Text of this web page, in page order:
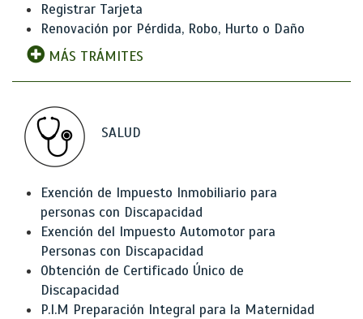
Registrar Tarjeta
Renovación por Pérdida, Robo, Hurto o Daño
MÁS TRÁMITES
SALUD
Exención de Impuesto Inmobiliario para
personas con Discapacidad
Exención del Impuesto Automotor para
Personas con Discapacidad
Obtención de Certificado Único de
Discapacidad
P.I.M Preparación Integral para la Maternidad